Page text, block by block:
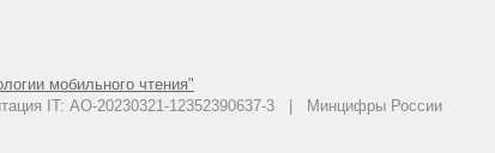
мобильного чтения"
IT: АО-20230321-12352390637-3 | Минцифры России